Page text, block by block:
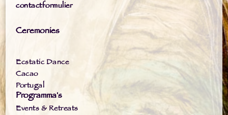
contactformulier
Ceremonies
Ecstatic Dance
Cacao
Portugal
Programma's
Events & Retreats